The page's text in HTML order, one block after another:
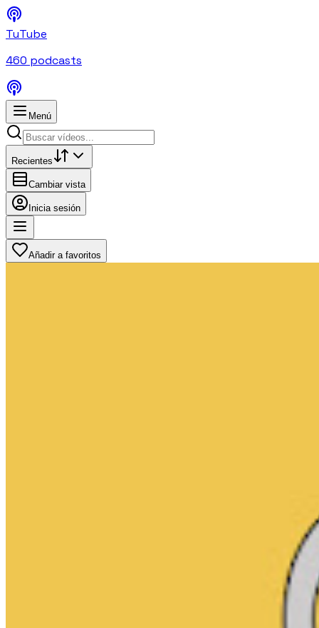
TuTube
460 podcasts
Menú
Recientes
Cambiar vista
Inicia sesión
Añadir a favoritos